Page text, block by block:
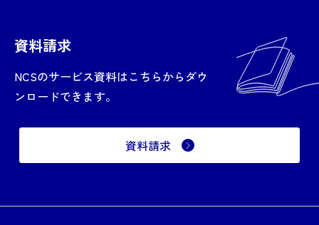
資料請求
NCSのサービス資料はこちらからダウ
ンロードできます。
資料請求